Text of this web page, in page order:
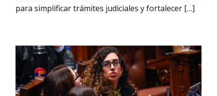
para simplificar trámites judiciales y fortalecer […]